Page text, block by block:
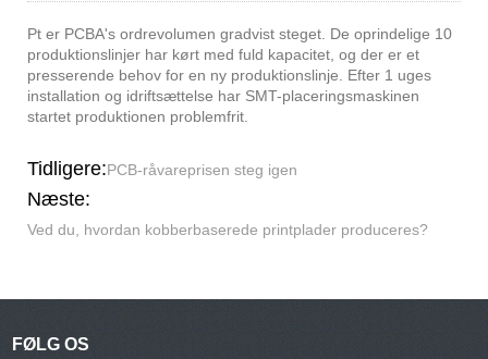
Pt er PCBA's ordrevolumen gradvist steget. De oprindelige 10
produktionslinjer har kørt med fuld kapacitet, og der er et
presserende behov for en ny produktionslinje. Efter 1 uges
installation og idriftsættelse har SMT-placeringsmaskinen
startet produktionen problemfrit.
Tidligere:PCB-råvareprisen steg igen
Næste:
Ved du, hvordan kobberbaserede printplader produceres?
FØLG OS